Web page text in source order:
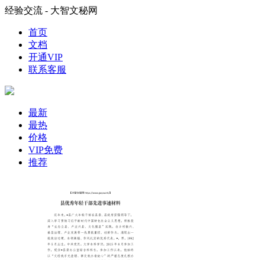
经验交流 - 大智文秘网
首页
文档
开通VIP
联系客服
最新
最热
价格
VIP免费
推荐